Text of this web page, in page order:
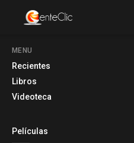
MENU
Recientes
Libros
Videoteca
Películas